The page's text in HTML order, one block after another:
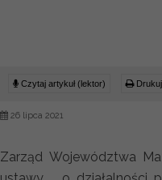
Czytaj artykuł (lektor)
26 lipca 2021
Zarząd Województwa